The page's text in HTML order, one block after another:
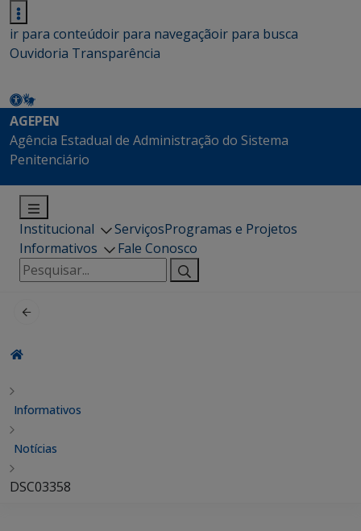
ir para conteúdoir para navegaçãoir para busca
Ouvidoria Transparência
AGEPEN
Agência Estadual de Administração do Sistema
Penitenciário
Institucional ServiçosProgramas e Projetos
Informativos
Fale Conosco
Pesquisar
por:
Informativos
Notícias
DSC03358